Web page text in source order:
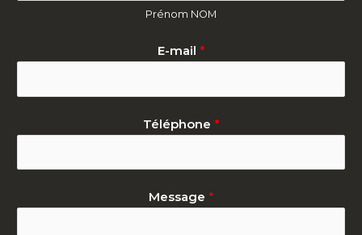
Prénom NOM
E-mail *
Téléphone *
Message *